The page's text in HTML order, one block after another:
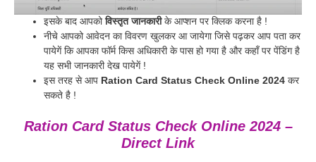
इसके बाद आपकोविस्तृत जानकारीके आप्शन पर क्लिक करना है !
नीचे आपको आवेदन का विवरण खुलकर आ जायेगा जिसे पढ़कर आप पता कर
पायेगें कि आपका फॉर्म किस अधिकारी के पास हो गया है और कहाँ पर पेंडिंग है
यह सभी जानकारी देख पायेगें !
इस तरह से आप Ration Card Status Check Online 2024 कर
सकते है !
Ration Card Status Check Online 2024 –
Direct Link